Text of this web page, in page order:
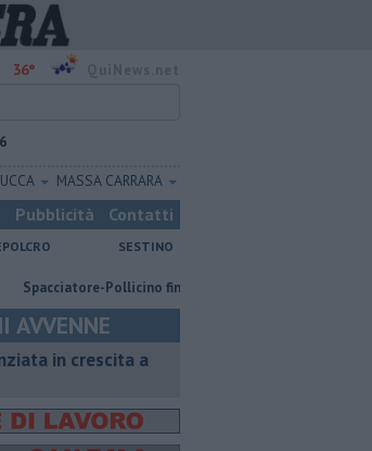
36°
MASSA CARRARA
Pubblicità Contatti
SESTINO
Pollicino finisce in carcere
AVVENNE
in crescita a